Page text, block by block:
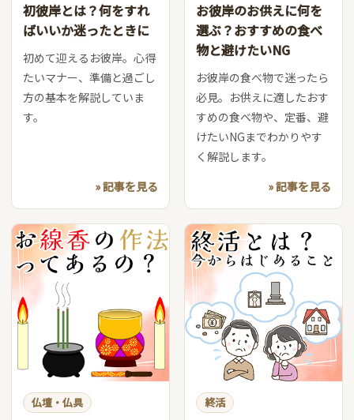
初彼岸とは？何をすれ
ばいいか迷ったときに
初めて迎えるお彼岸。心得
たいマナー、準備と過ごし
方の基本を解説していま
す。
» 記事を見る
お彼岸のお供えに何を
選ぶ？おすすめの食べ
物と避けたいNG
お彼岸の食べ物で迷ったら
必見。お供えに適したおす
すめの食べ物や、定番、避
けたいNGまでわかりやす
く解説します。
» 記事を見る
仏壇・仏具 終活